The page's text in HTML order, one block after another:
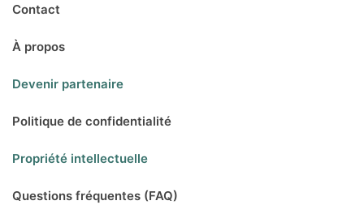
Contact
À propos
Devenir partenaire
Politique de confidentialité
Propriété intellectuelle
Questions fréquentes (FAQ)